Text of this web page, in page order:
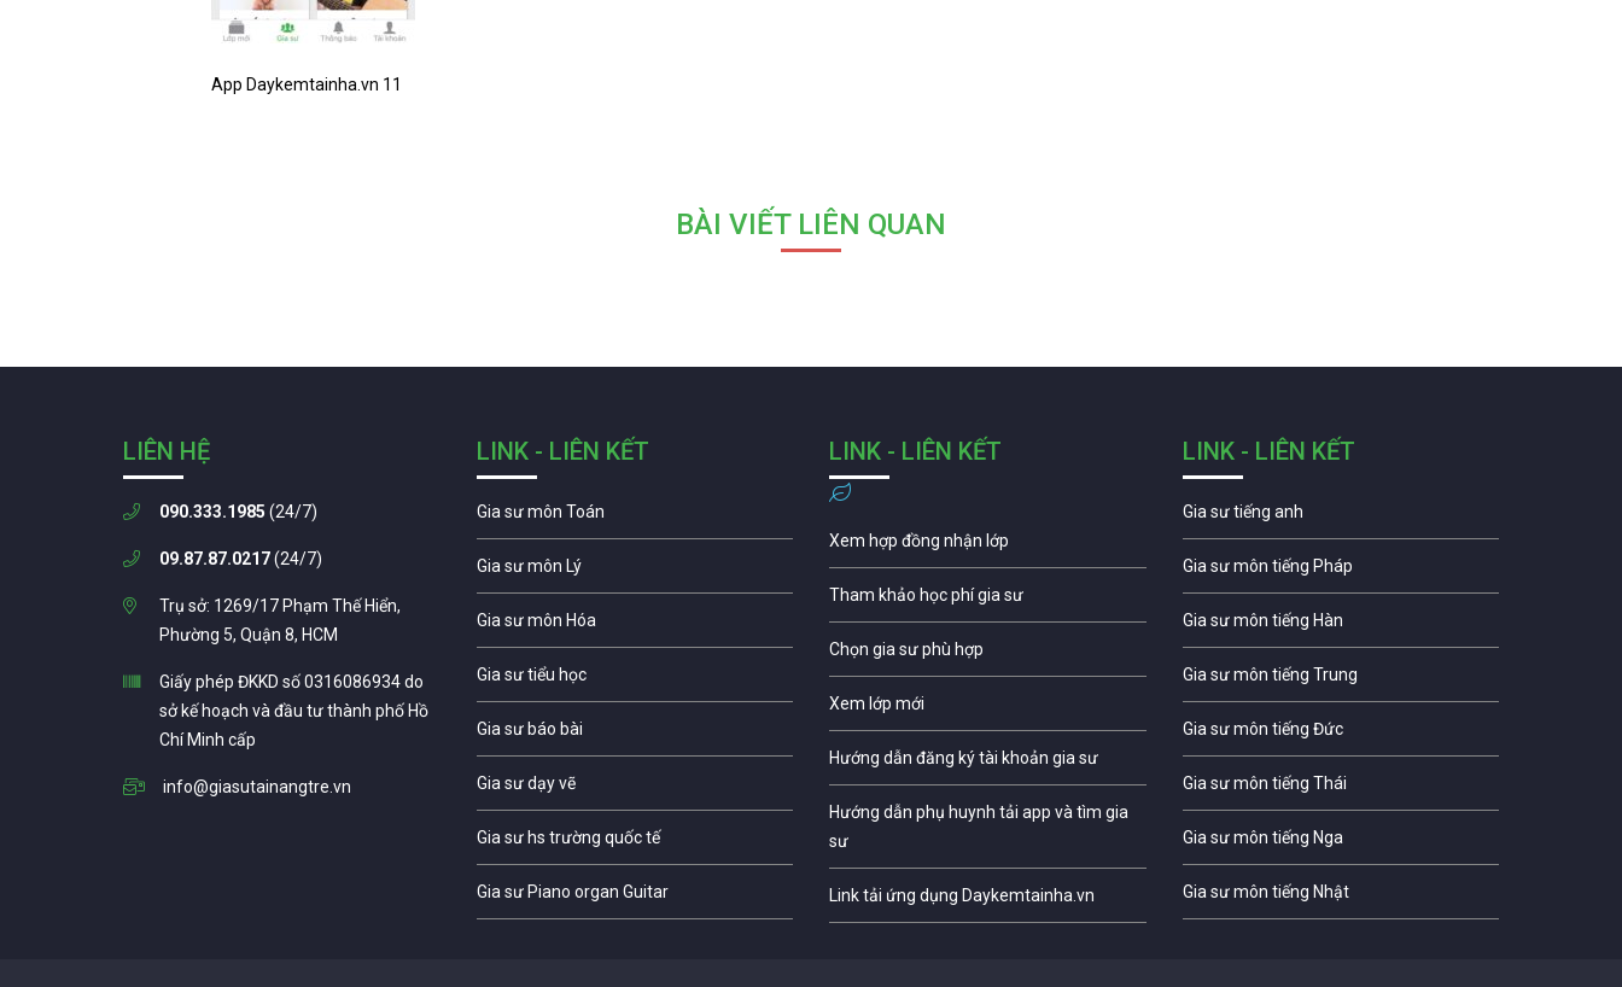
App Daykemtainha.vn 11
BÀI VIẾT LIÊN QUAN
LIÊN HỆ
090.333.1985 (24/7)
09.87.87.0217(24/7)
Trụ sở: 1269/17 Phạm Thế Hiển,
Phường 5, Quận 8, HCM
Giấy phép ĐKKD số 0316086934 do
sở kế hoạch và đầu tư thành phố Hồ
Chí Minh cấp
info@giasutainangtre.vn
LINK - LIÊN KẾT
Gia sư môn Toán
Gia sư môn Lý
Gia sư môn Hóa
Gia sư tiểu học
Gia sư báo bài
Gia sư dạy vẽ
Gia sư hs trường quốc tế
Gia sư Piano organ Guitar
LINK - LIÊN KẾT
Xem hợp đồng nhận lớp
Tham khảo học phí gia sư
Chọn gia sư phù hợp
Xem lớp mới
Hướng dẫn đăng ký tài khoản gia sư
Hướng dẫn phụ huynh tải app và tìm gia
sư
Link tải ứng dụng Daykemtainha.vn
LINK - LIÊN KẾT
Gia sư tiếng anh
Gia sư môn tiếng Pháp
Gia sư môn tiếng Hàn
Gia sư môn tiếng Trung
Gia sư môn tiếng Đức
Gia sư môn tiếng Thái
Gia sư môn tiếng Nga
Gia sư môn tiếng Nhật